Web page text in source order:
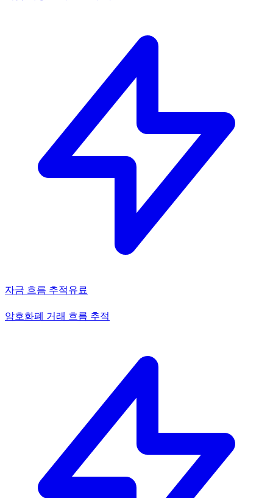
자금 흐름 추적유료
암호화폐 거래 흐름 추적